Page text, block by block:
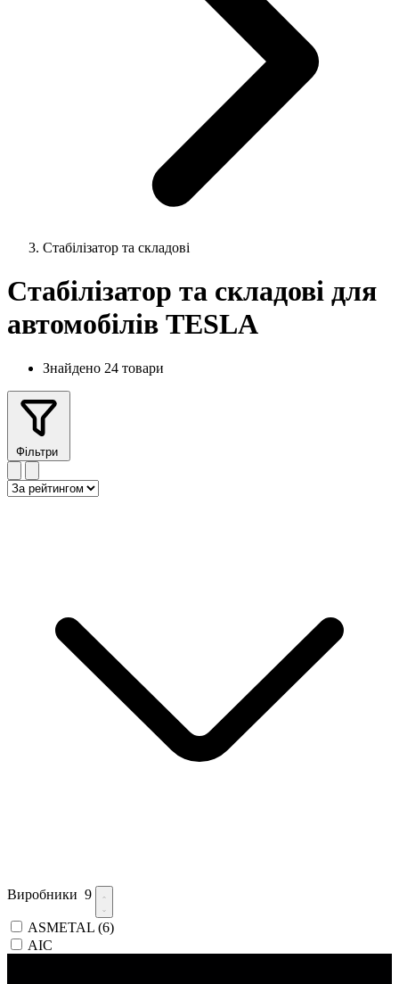
Стабілізатор та складові
Стабілізатор та складові для
автомобілів TESLA
Знайдено 24 товари
Фільтри
Виробники 9
ASMETAL (6)
AIC